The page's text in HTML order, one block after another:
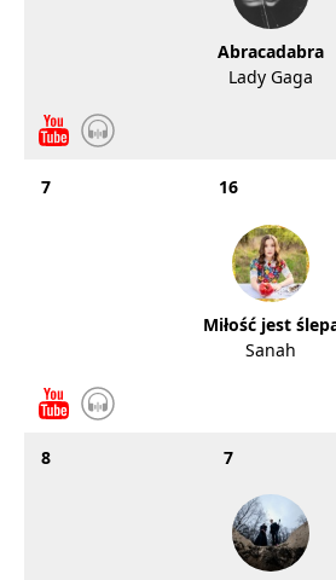
Abracadabra
Lady Gaga
7 16
Miłość jest
Sanah
8 7